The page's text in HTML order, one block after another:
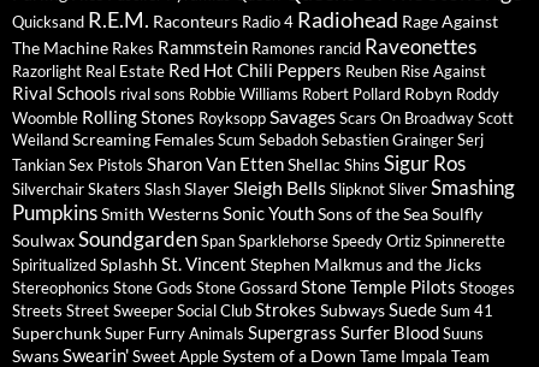
Quicksand R.E.M. Raconteurs Radio 4 Radiohead Rage Against
The Machine Rakes Rammstein Ramones rancid Raveonettes
Razorlight Real Estate Red Hot Chili Peppers Reuben Rise Against
Rival Schools rival sons Robbie Williams Robert Pollard Robyn Roddy
Woomble Rolling Stones RoyksoppSavagesScars On BroadwayScott
WeilandScreaming FemalesScum SebadohSebastien GraingerSerj
TankianSex Pistols Sharon Van EttenShellac Shins Sigur Ros
SilverchairSkaters SlashSlayerSleigh BellsSlipknotSliverSmashing
PumpkinsSmith WesternsSonic YouthSons of the SeaSoulfly
SoulwaxSoundgardenSpanSparklehorseSpeedy OrtizSpinnerette
SpiritualizedSplashh St. Vincent Stephen Malkmus and the Jicks
Stereophonics Stone Gods Stone GossardStone Temple Pilots Stooges
Streets Street Sweeper Social ClubStrokes SubwaysSuedeSum 41
SuperchunkSuper Furry Animals Supergrass Surfer BloodSuuns
SwansSwearin'Sweet AppleSystem of a Down Tame Impala Team